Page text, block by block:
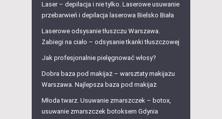
Laser – depilacja i nie tylko. Laserowe usuwanie
przebarwień i depilacja laserowa Bielsko Biała
Laserowe odsysanie tłuszczu Warszawa.
Zabiegi na ciało – odsysanie tkanki tłuszczowej
Jak profesjonalnie pielęgnować włosy?
Dobra baza pod makijaż – warsztaty makijażu
Warszawa. Najlepsza baza pod makijaż
Młoda twarz. Usuwanie zmarszczek – botox,
usuwanie zmarszczek botoksem Gdynia